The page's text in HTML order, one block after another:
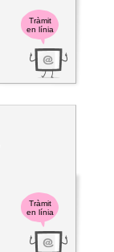
Tràmit
en línia
Tràmit
en línia